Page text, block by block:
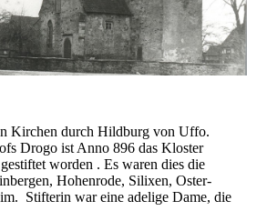
Kirchen durch Hildburg von Uffo.
Drogo ist Anno 896 das Kloster
worden . Es waren dies die
Hohenrode, Silixen, Oster-
Stifterin war eine adelige Dame, die